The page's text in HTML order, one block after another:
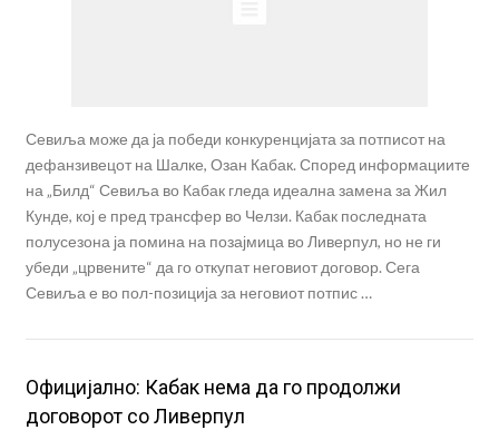
Севиља може да ја победи конкуренцијата за потписот на
дефанзивецот на Шалке, Озан Кабак. Според информациите
на „Билд“ Севиља во Кабак гледа идеална замена за Жил
Кунде, кој е пред трансфер во Челзи. Кабак последната
полусезона ја помина на позајмица во Ливерпул, но не ги
убеди „црвените“ да го откупат неговиот договор. Сега
Севиља е во пол-позиција за неговиот потпис …
Официјално: Кабак нема да го продолжи
договорот со Ливерпул